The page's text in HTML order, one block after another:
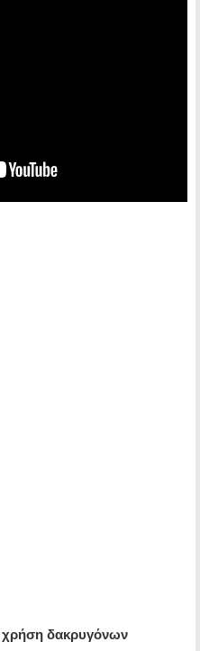
χρήση δακρυγόνων